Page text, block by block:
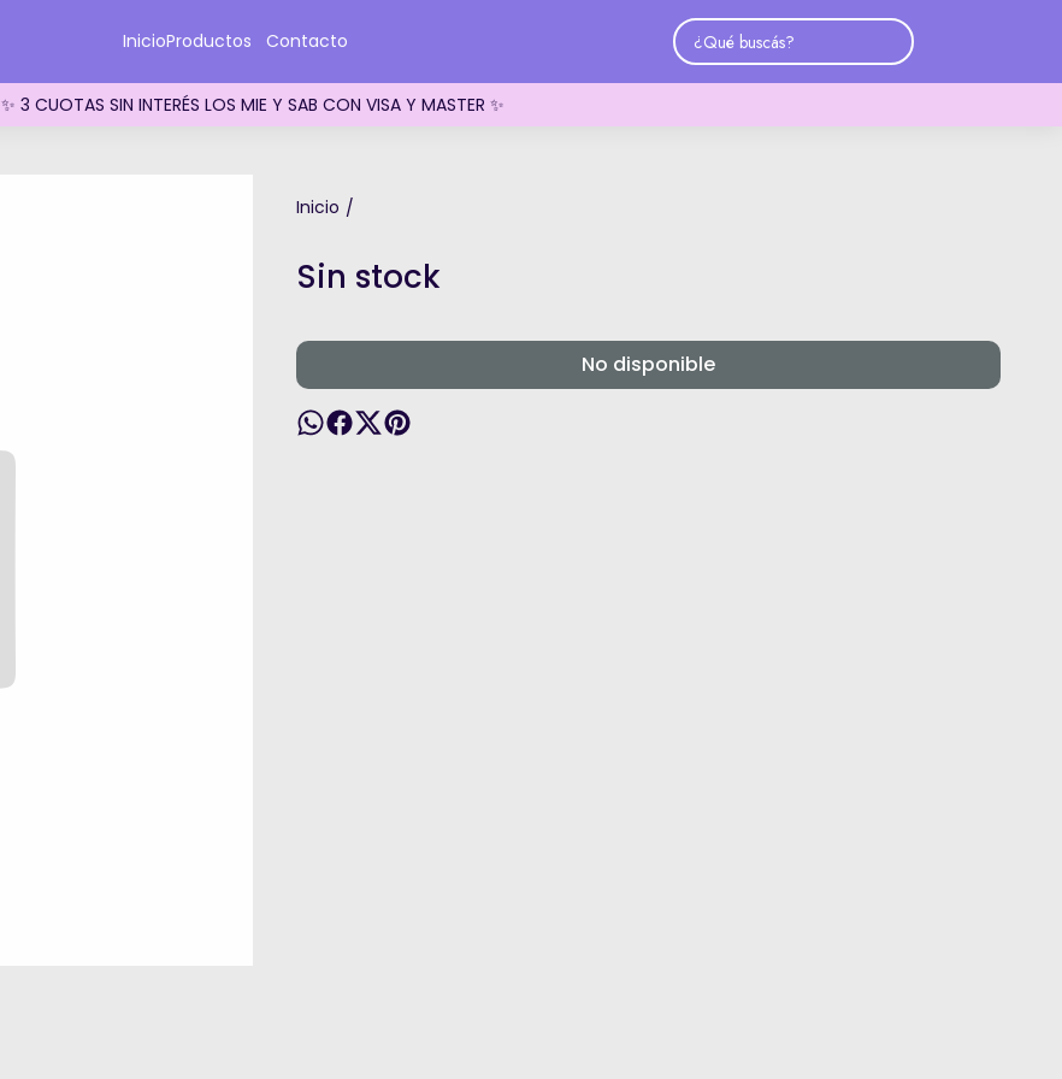
✨ 3 CUOTAS SIN INTERÉS LOS MIE Y SAB CON VISA Y MASTER ✨
InicioProductos Contacto
Inicio /
Sin stock
No disponible